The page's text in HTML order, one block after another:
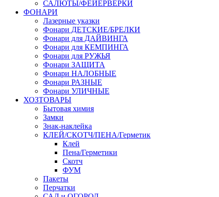
САЛЮТЫ/ФЕЙЕРВЕРКИ
ФОНАРИ
Лазерные указки
Фонари ДЕТСКИЕ/БРЕЛКИ
Фонари для ДАЙВИНГА
Фонари для КЕМПИНГА
Фонари для РУЖЬЯ
Фонари ЗАЩИТА
Фонари НАЛОБНЫЕ
Фонари РАЗНЫЕ
Фонари УЛИЧНЫЕ
ХОЗТОВАРЫ
Бытовая химия
Замки
Знак-наклейка
КЛЕЙ/СКОТЧ/ПЕНА/Герметик
Клей
Пена/Герметики
Скотч
ФУМ
Пакеты
Перчатки